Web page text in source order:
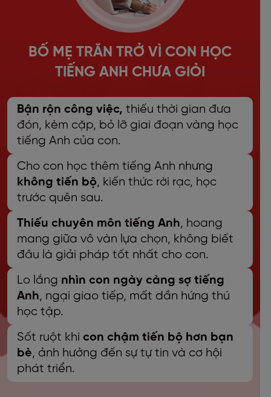
BỐ MẸ TRĂN TRỞ VÌ CON HỌC
TIẾNG ANH CHƯA GIỎI
Bận rộn công việc, thiếu thời gian đưa
đón, kèm cặp, bỏ lỡ giai đoạn vàng học
tiếng Anh của con.
Cho con học thêm tiếng Anh nhưng
không tiến bộ, kiến thức rời rạc, học
trước quên sau.
Thiếu chuyên môn tiếng Anh, hoang
mang giữa vô vàn lựa chọn, không biết
đâu là giải pháp tốt nhất cho con.
Lo lắng nhìn con ngày càng sợ tiếng
Anh, ngại giao tiếp, mất dần hứng thú
học tập.
Sốt ruột khi con chậm tiến bộ hơn bạn
bè, ảnh hưởng đến sự tự tin và cơ hội
phát triển.